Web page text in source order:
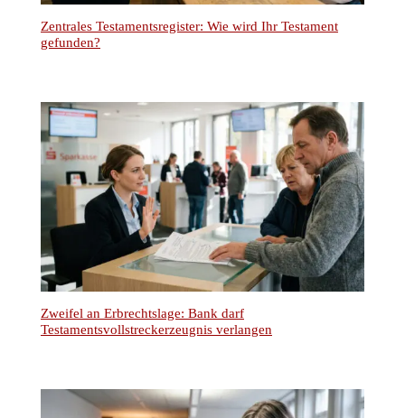
Zentrales Testamentsregister: Wie wird Ihr Testament
gefunden?
Zweifel an Erbrechtslage: Bank darf
Testamentsvollstreckerzeugnis verlangen